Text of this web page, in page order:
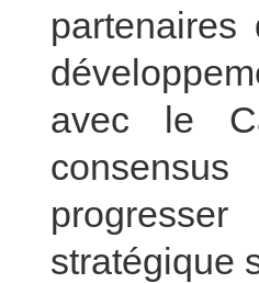
avec le
stratégique